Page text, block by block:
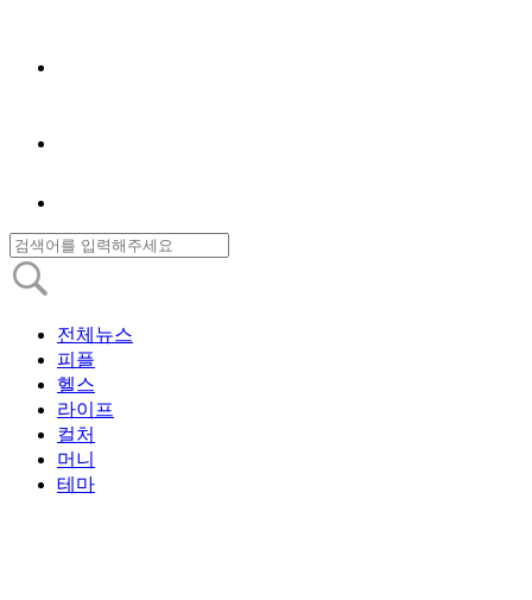
전체뉴스
피플
헬스
라이프
컬처
머니
테마